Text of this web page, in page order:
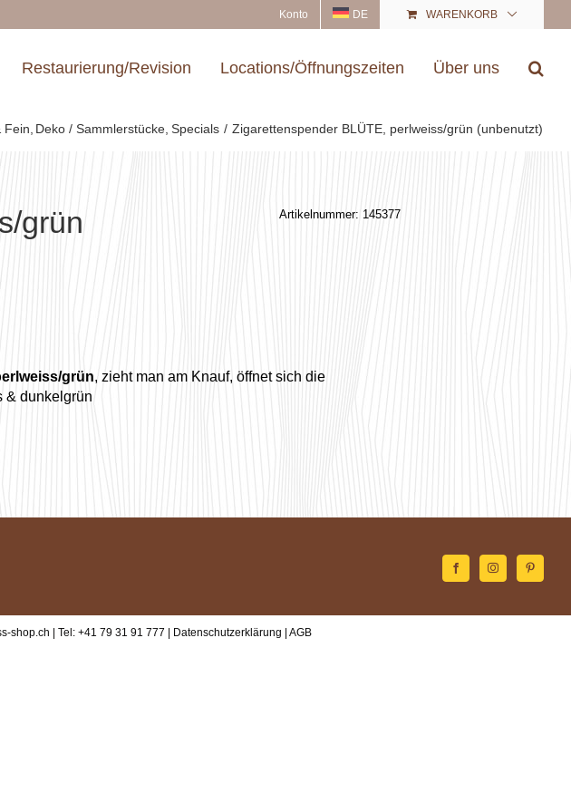
Konto DE WARENKORB
Restaurierung/Revision Locations/Öffnungszeiten Über uns
Fein Deko / Sammlerstücke Specials Zigarettenspender BLÜTE, perlweiss/grün (unbenutzt)
grün
Artikelnummer: 145377
grün, zieht man am Knauf, öffnet sich die
& dunkelgrün
shop.ch | Tel: +41 79 31 91 777 | Datenschutzerklärung AGB